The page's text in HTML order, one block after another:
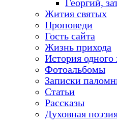
Георгий,
Жития святых
Проповеди
Гость сайта
Жизнь прихода
История одного
Фотоальбомы
Записки
Статьи
Рассказы
Духовная